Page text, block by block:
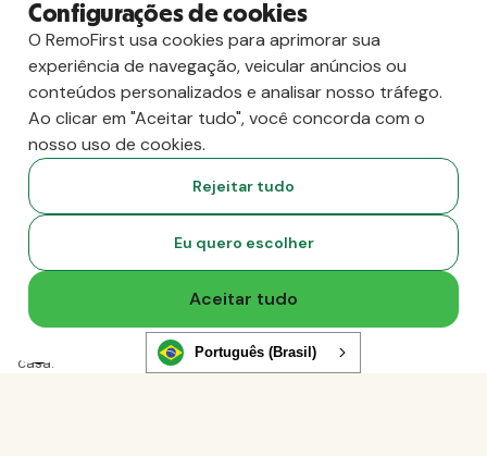
vs. Remoto
vs. Oyster
vs. Multiplicador
RemoFirst Inc. Criado com 💚 remotamente, de
casa.
Configurações de cookies
O RemoFirst usa cookies para aprimorar sua
experiência de navegação, veicular anúncios ou
conteúdos personalizados e analisar nosso tráfego.
Ao clicar em "Aceitar tudo", você concorda com o
nosso uso de cookies.
Rejeitar tudo
Eu quero escolher
Aceitar tudo
Português (Brasil)